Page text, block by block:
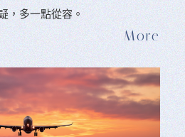
，多一點從容。